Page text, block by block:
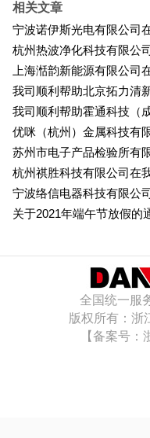
收起菜单
相关文章
宁波诺伊斯光电有限公司
杭州热波净化科技有限公
上海湉韵新能源有限公司
我司顺利帮助北京拓力清
我司顺利帮助霍通科技（
优咪（杭州）金属科技有
苏州市电子产品检验所有
杭州祺胜科技有限公司在
宁波络信电器科技有限公
关于2021年端午节放假的
全国统一服
版权所有：浙
【备案号：